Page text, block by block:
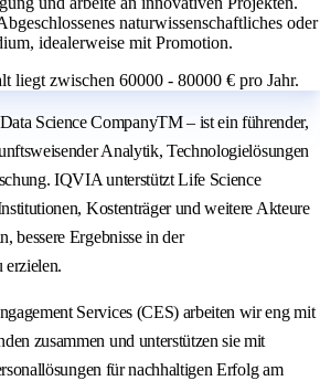
naturwissenschaftliches oder
idealerweise mit Promotion.
liegt zwischen 60000 - 80000 € pro Jahr.
Science CompanyTM – ist ein führender,
Analytik, Technologielösungen
IQVIA unterstützt Life Science
Kostenträger und weitere Akteure
bessere Ergebnisse in der
erzielen.
Services (CES) arbeiten wir eng mit
zusammen und unterstützen sie mit
für nachhaltigen Erfolg am